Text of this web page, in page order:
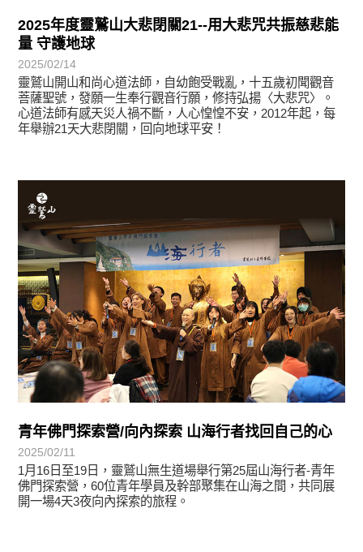
2025年度靈鷲山大悲閉關21--用大悲咒共振慈悲能
量 守護地球
2025/02/14
靈鷲山開山和尚心道法師，自幼飽受戰亂，十五歲初聞觀音
菩薩聖號，發願一生奉行觀音行願，修持弘揚〈大悲咒〉。
心道法師有感天災人禍不斷，人心惶惶不安，2012年起，每
年舉辦21天大悲閉關，回向地球平安！
青年佛門探索營/向內探索 山海行者找回自己的心
2025/02/11
1月16日至19日，靈鷲山無生道場舉行第25屆山海行者-青年
佛門探索營，60位青年學員及幹部聚集在山海之間，共同展
開一場4天3夜向內探索的旅程。